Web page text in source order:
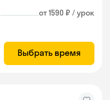
от 1590 ₽ / урок
Выбрать время